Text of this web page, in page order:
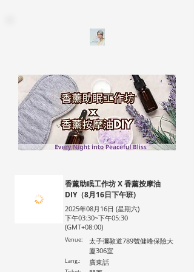
香薰助眠工作坊 X 香薰按摩油
DIY（8月16日下午班)
2025年08月16日 (星期六)
下午03:30~下午05:30
(GMT+08:00)
Venue:
太子彌敦道789號健峰保險大
廈306室
Lang.: 廣東話